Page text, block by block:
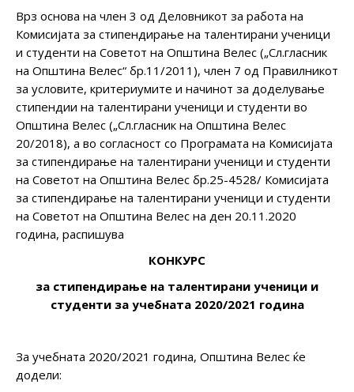
Врз основа на член 3 од Деловникот за работа на
Комисијата за стипендирање на талентирани ученици
и студенти на Советот на Општина Велес („Сл.гласник
на Општина Велес“ бр.11/2011), член 7 од Прaвилникот
за условите, критериумите и начинот за доделување
стипендии на талентирани ученици и студенти во
Општина Велес („Сл.гласник на Општина Велес
20/2018), а во согласност со Програмата на Комисијата
за стипендирање на талентирани ученици и студенти
на Советот на Општина Велес бр.25-4528/ Комисијата
за стипендирање на талентирани ученици и студенти
на Советот на Општина Велес на ден 20.11.2020
година, распишува
КОНКУРС
за стипендирање на талентирани ученици и
студенти за учебната 2020/2021 година
За учебната 2020/2021 година, Општина Велес ќе
додели: